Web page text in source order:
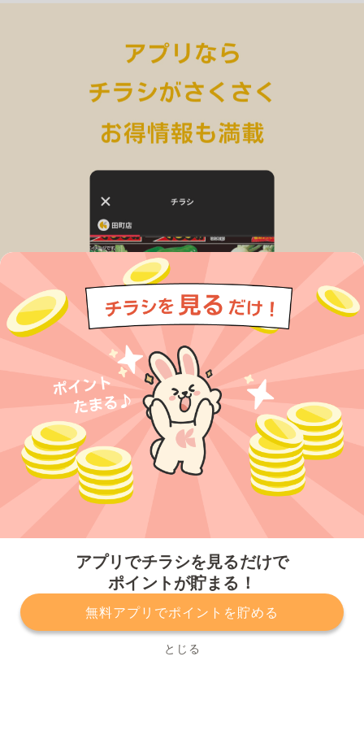
アプリでチラシを見るだけで
ポイントが貯まる！
無料アプリでポイントを貯める
とじる
プライバシーポリシー 利用規約
運営会社
サービスに関してのお問い合わせ